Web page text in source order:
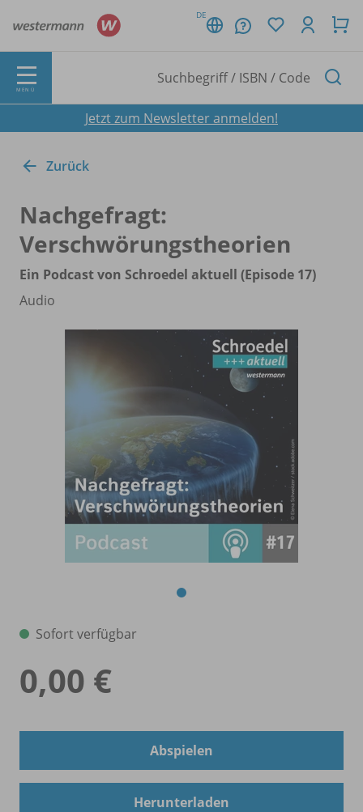
DE
MENÜ
Jetzt zum Newsletter anmelden!
Zurück
Nachgefragt:
Verschwörungstheorien
Ein Podcast von Schroedel aktuell (Episode 17)
Audio
Sofort verfügbar
0,00 €
Abspielen
Herunterladen